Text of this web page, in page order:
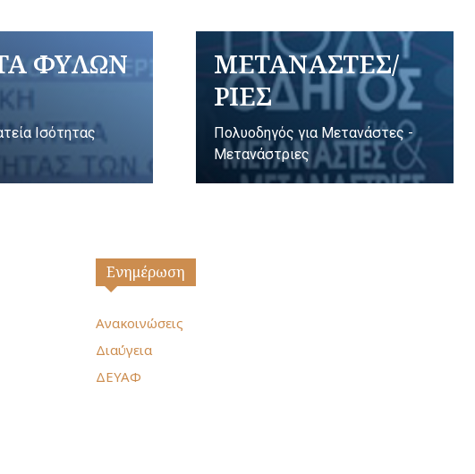
ΦΥΛΩΝ
Ισότητας
ΜΕΤΑΝΑΣΤΕΣ/
ΡΙΕΣ
Πολυοδηγός για Μετανάστες -
Μετανάστριες
Ενημέρωση
Ανακοινώσεις
Διαύγεια
ΔΕΥΑΦ